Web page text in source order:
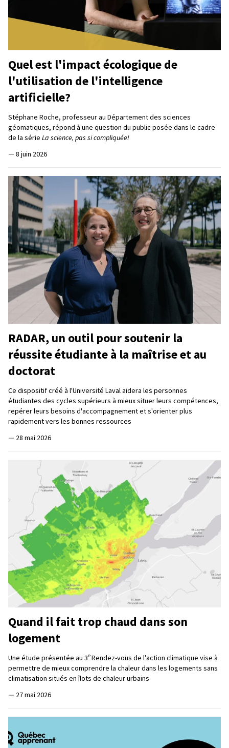
Quel est l'impact écologique de
l'utilisation de l'intelligence
artificielle?
Stéphane Roche, professeur au Département des sciences
géomatiques, répond à une question du public posée dans le cadre
de la série La science, pas si compliquée!
— 8 juin 2026
RADAR, un outil pour soutenir la
réussite étudiante à la maîtrise et au
doctorat
Ce dispositif créé à l'Université Laval aidera les personnes
étudiantes des cycles supérieurs à mieux situer leurs compétences,
repérer leurs besoins d'accompagnement et s'orienter plus
rapidement vers les bonnes ressources
— 28 mai 2026
Quand il fait trop chaud dans son
logement
Une étude présentée au 3eRendez-vous de l'action climatique vise à
permettre de mieux comprendre la chaleur dans les logements sans
climatisation situés en îlots de chaleur urbains
— 27 mai 2026